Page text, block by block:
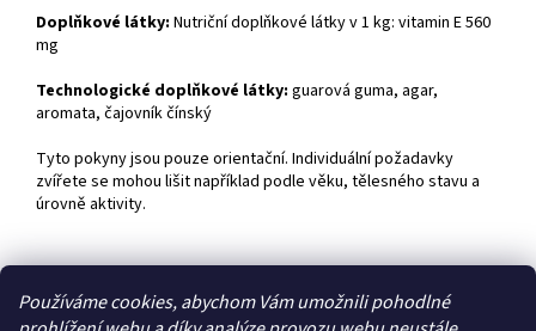
Používáme cookies, abychom Vám umožnili pohodlné
Doplňkové látky: Nutriční doplňkové látky v 1 kg: vitamin E 560
mg
Technologické doplňkové látky: guarová guma, agar,
aromata, čajovník čínský
Tyto pokyny jsou pouze orientační. Individuální požadavky
zvířete se mohou lišit například podle věku, tělesného stavu a
úrovně aktivity.